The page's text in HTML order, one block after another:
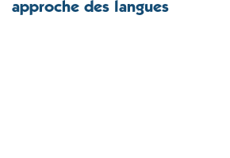
approche des langues